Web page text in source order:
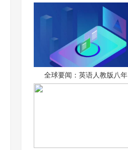
全球要闻：英语人教版八年